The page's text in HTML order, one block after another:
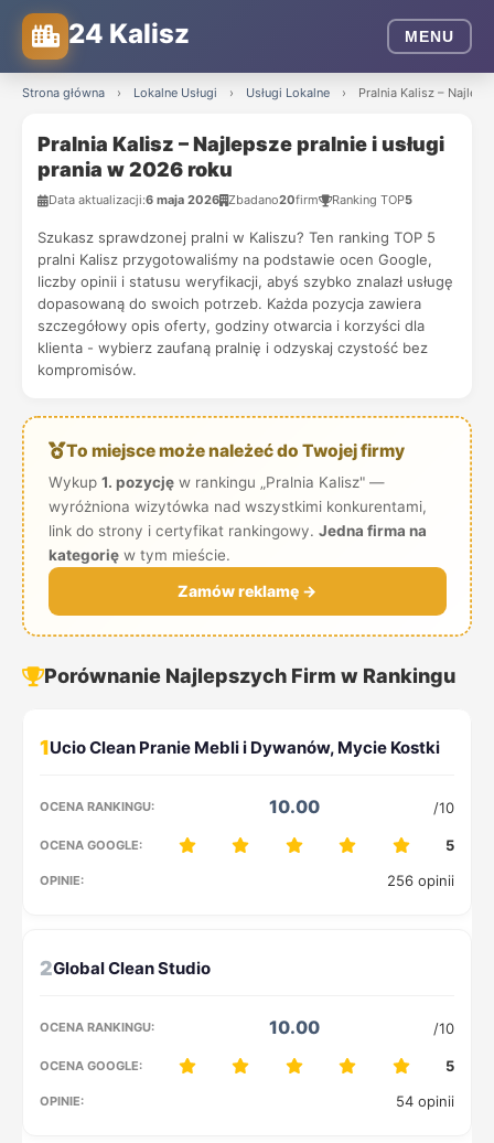
24 Kalisz MENU
Strona główna › Lokalne Usługi › Usługi Lokalne › Pralnia Kalisz –
Pralnia Kalisz – Najlepsze pralnie i usługi
prania w 2026 roku
Data aktualizacji:6 maja 2026 Zbadano20firm Ranking TOP5
Szukasz sprawdzonej pralni w Kaliszu? Ten ranking TOP 5
pralni Kalisz przygotowaliśmy na podstawie ocen Google,
liczby opinii i statusu weryfikacji, abyś szybko znalazł usługę
dopasowaną do swoich potrzeb. Każda pozycja zawiera
szczegółowy opis oferty, godziny otwarcia i korzyści dla
klienta - wybierz zaufaną pralnię i odzyskaj czystość bez
kompromisów.
To miejsce może należeć do Twojej firmy
Wykup 1. pozycjęw rankingu „Pralnia Kalisz" —
wyróżniona wizytówka nad wszystkimi konkurentami,
link do strony i certyfikat rankingowy. Jedna firma na
kategorięw tym mieście.
Zamów reklamę →
Porównanie Najlepszych Firm w Rankingu
1
10.00 /10
5
256 opinii
2
10.00 /10
5
54 opinii